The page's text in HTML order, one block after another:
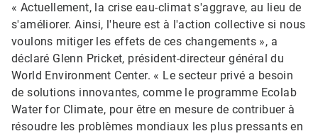
« Actuellement, la crise eau-climat s'aggrave, au lieu de
s'améliorer. Ainsi, l'heure est à l'action collective si nous
voulons mitiger les effets de ces changements », a
déclaré Glenn Pricket, président-directeur général du
World Environment Center. « Le secteur privé a besoin
de solutions innovantes, comme le programme Ecolab
Water for Climate, pour être en mesure de contribuer à
résoudre les problèmes mondiaux les plus pressants en